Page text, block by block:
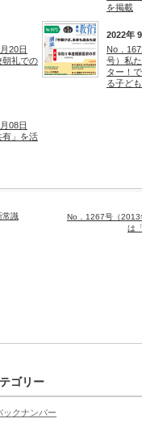
を掲載
20日
朝礼での
2022年
No．
号）私
ター！
る子ど
08日
有」を活
識
No．1267号（2013
は
ゴリー
ックナンバー